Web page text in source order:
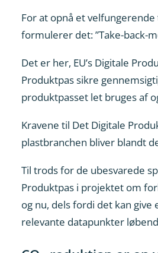
For at opnå et
formulerer det: ”Take-back-
Det er her, EU’s Digitale
Produktpas sikre
produktpasset let bruges af
Kravene til Det Digitale
plastbranchen bliver blandt
Til trods for de ubesvarede
Produktpas i projektet om
og nu, dels fordi det kan
relevante datapunkter